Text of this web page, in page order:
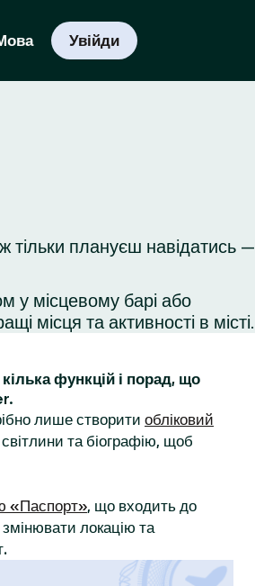
Увійди
плануєш навідатись —
у місцевому барі або
місця та активності в місті.
функцій і порад, що
лише створити обліковий
та біографію, щоб
«Паспорт», що входить до
локацію та